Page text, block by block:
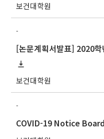
보건대학원
-
보건대학원
-